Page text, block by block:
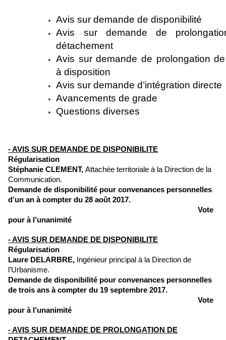
Avis sur demande de disponibilité
Avis sur demande de
détachement
Avis sur demande de prolongation
à disposition
Avis sur demande d’intégration directe
Avancements de grade
Questions diverses
- AVIS SUR DEMANDE DE DISPONIBILITE
Régularisation
Stéphanie CLEMENT, Attachée territoriale à la Direction de la
Communication.
Demande de disponibilité pour convenances personnelles
d’un an à compter du 28 août 2017.
Vote
pour à l’unanimité
- AVIS SUR DEMANDE DE DISPONIBILITE
Régularisation
Laure DELARBRE, Ingénieur principal à la Direction de
l’Urbanisme.
Demande de disponibilité pour convenances personnelles
de trois ans à compter du 19 septembre 2017.
Vote
pour à l’unanimité
- AVIS SUR DEMANDE DE PROLONGATION DE